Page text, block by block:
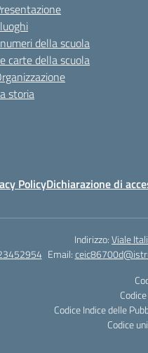
della scuola
carte della scuola
storia
PolicyDichiarazione di
Indirizzo:Viale
Email:
Codice Indice delle
Codice